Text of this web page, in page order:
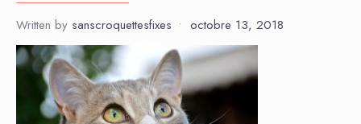
Written by sanscroquettesfixes • octobre 13, 2018